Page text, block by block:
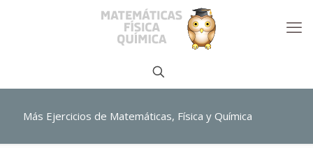
Más Ejercicios de Matemáticas, Física y Química